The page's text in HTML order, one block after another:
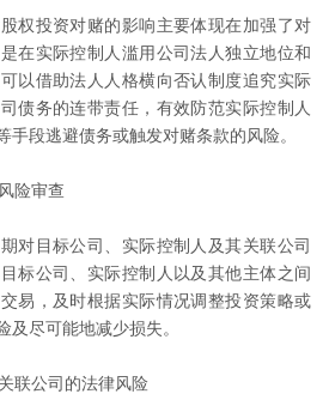
权投资对赌的影响主要体现在加强了对
在实际控制人滥用公司法人独立地位和
以借助法人人格横向否认制度追究实际
债务的连带责任，有效防范实际控制人
手段逃避债务或触发对赌条款的风险。
险审查
对目标公司、实际控制人及其关联公司
标公司、实际控制人以及其他主体之间
易，及时根据实际情况调整投资策略或
及尽可能地减少损失。
联公司的法律风险